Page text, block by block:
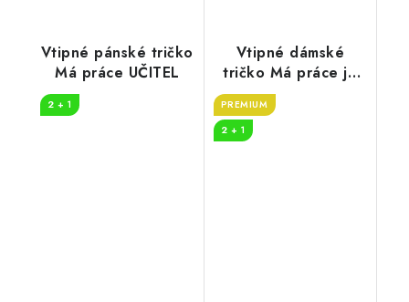
Vtipné pánské tričko
Má práce UČITEL
2 + 1
Vtipné dámské
tričko Má práce je
SESTŘIČKA
PREMIUM
2 + 1